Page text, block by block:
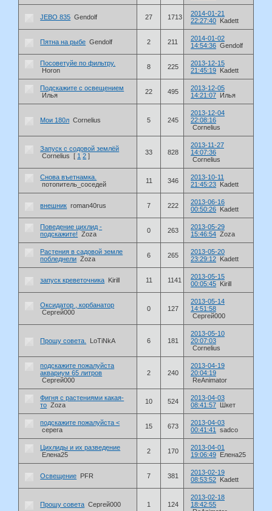
JEBO 835 Gendolf 27 1713
2014-01-21
22:27:40 Kadett
Пятна на рыбе Gendolf 2 211
2014-01-02
14:54:36 Gendolf
Посоветуйе по фильтру.
Horon
8 225
2013-12-15
21:45:19 Kadett
Подскажите с освещением
Илья
22 495
2013-12-05
14:21:07 Илья
Мои 180л Cornelius 5 245
2013-12-04
22:08:16
Cornelius
Запуск с содовой землёй
Cornelius
[ 1 2 ] 33 828
2013-11-27
14:07:36
Cornelius
Снова въетнамка.
потопитель_соседей
11 346
2013-10-11
21:45:23 Kadett
внешник roman40rus 7 222
2013-06-16
00:50:26 Kadett
Поведение цихлид -
подскажите!
Zoza 0 263
2013-05-29
15:46:54 Zoza
Растения в садовой земле
побледнели Zoza 6 265
2013-05-20
23:29:12 Kadett
запуск креветочника Kirill 11 1141
2013-05-15
00:05:45 Kirill
Оксидатор , корбанатор
Сергей000
0 127
2013-05-14
14:51:58
Сергей000
Прошу совета. LoTiNkA 6 181
2013-05-10
20:07:03
Cornelius
подскажите пожалуйста
аквариум 65 литров
Сергей000
2 240
2013-04-19
20:04:19
ReAnimator
Фигня с растениями какая-
то Zoza 10 524
2013-04-03
08:41:57 Шкет
подскажите пожалуйста <
серега
15 673
2013-04-03
00:41:41
sadco
Цихлиды и их разведение
Елена25
2 170
2013-04-01
19:06:49 Елена25
Освещение PFR 7 381
2013-02-19
08:53:52 Kadett
Прошу совета Сергей000 1 124
2013-02-18
18:42:55